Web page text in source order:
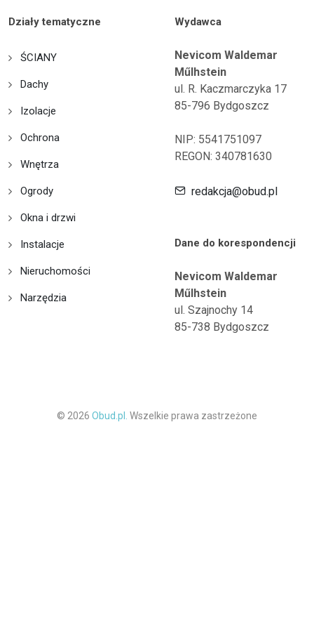
Działy tematyczne
ŚCIANY
Dachy
Izolacje
Ochrona
Wnętrza
Ogrody
Okna i drzwi
Instalacje
Nieruchomości
Narzędzia
Wydawca
Nevicom Waldemar
Műlhstein
ul. R. Kaczmarczyka 17
85-796 Bydgoszcz
NIP: 5541751097
REGON: 340781630
redakcja@obud.pl
Dane do korespondencji
Nevicom Waldemar
Műlhstein
ul. Szajnochy 14
85-738 Bydgoszcz
© 2026 Obud.pl. Wszelkie prawa zastrzeżone